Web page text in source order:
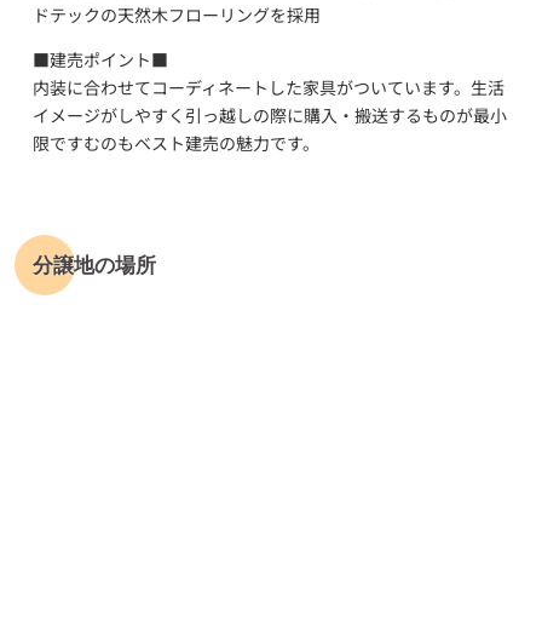
ドテックの天然木フローリングを採用
■建売ポイント■
内装に合わせてコーディネートした家具がついています。生活
イメージがしやすく引っ越しの際に購入・搬送するものが最小
限ですむのもベスト建売の魅力です。
分譲地の場所